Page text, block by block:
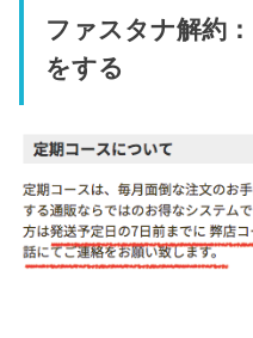
ファスタナ解約
をする